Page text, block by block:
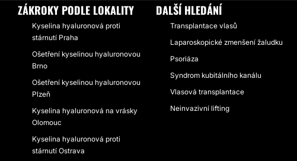
ZÁKROKY PODLE LOKALITY
Kyselina hyaluronová proti
stárnutí Praha
Ošetření kyselinou hyaluronovou
Brno
Ošetření kyselinou hyaluronovou
Plzeň
Kyselina hyaluronová na vrásky
Olomouc
Kyselina hyaluronová proti
stárnutí Ostrava
DALŠÍ HLEDÁNÍ
Transplantace vlasů
Laparoskopické zmenšení žaludku
Psoriáza
Syndrom kubitálního kanálu
Vlasová transplantace
Neinvazivní lifting